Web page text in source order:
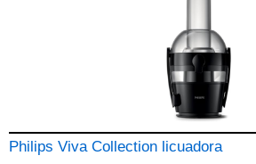
Philips Viva Collection licuadora